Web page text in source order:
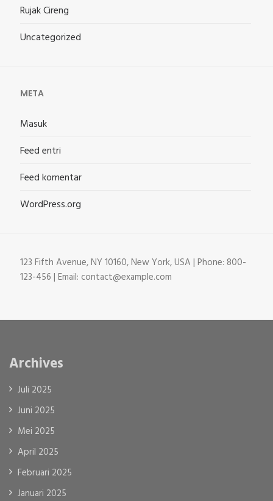
Rujak Cireng
Uncategorized
META
Masuk
Feed entri
Feed komentar
WordPress.org
123 Fifth Avenue, NY 10160, New York, USA | Phone: 800-
123-456 | Email: contact@example.com
Archives
Juli 2025
Juni 2025
Mei 2025
April 2025
Februari 2025
Januari 2025